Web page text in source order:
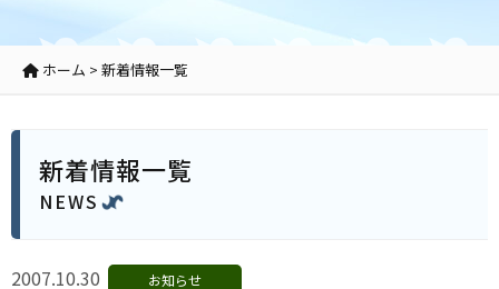
ホーム > 新着情報一覧
新着情報一覧
NEWS
2007.10.30 お知らせ